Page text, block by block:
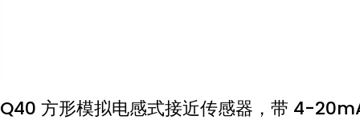
Q40 方形模拟电感式接近传感器，带 4-